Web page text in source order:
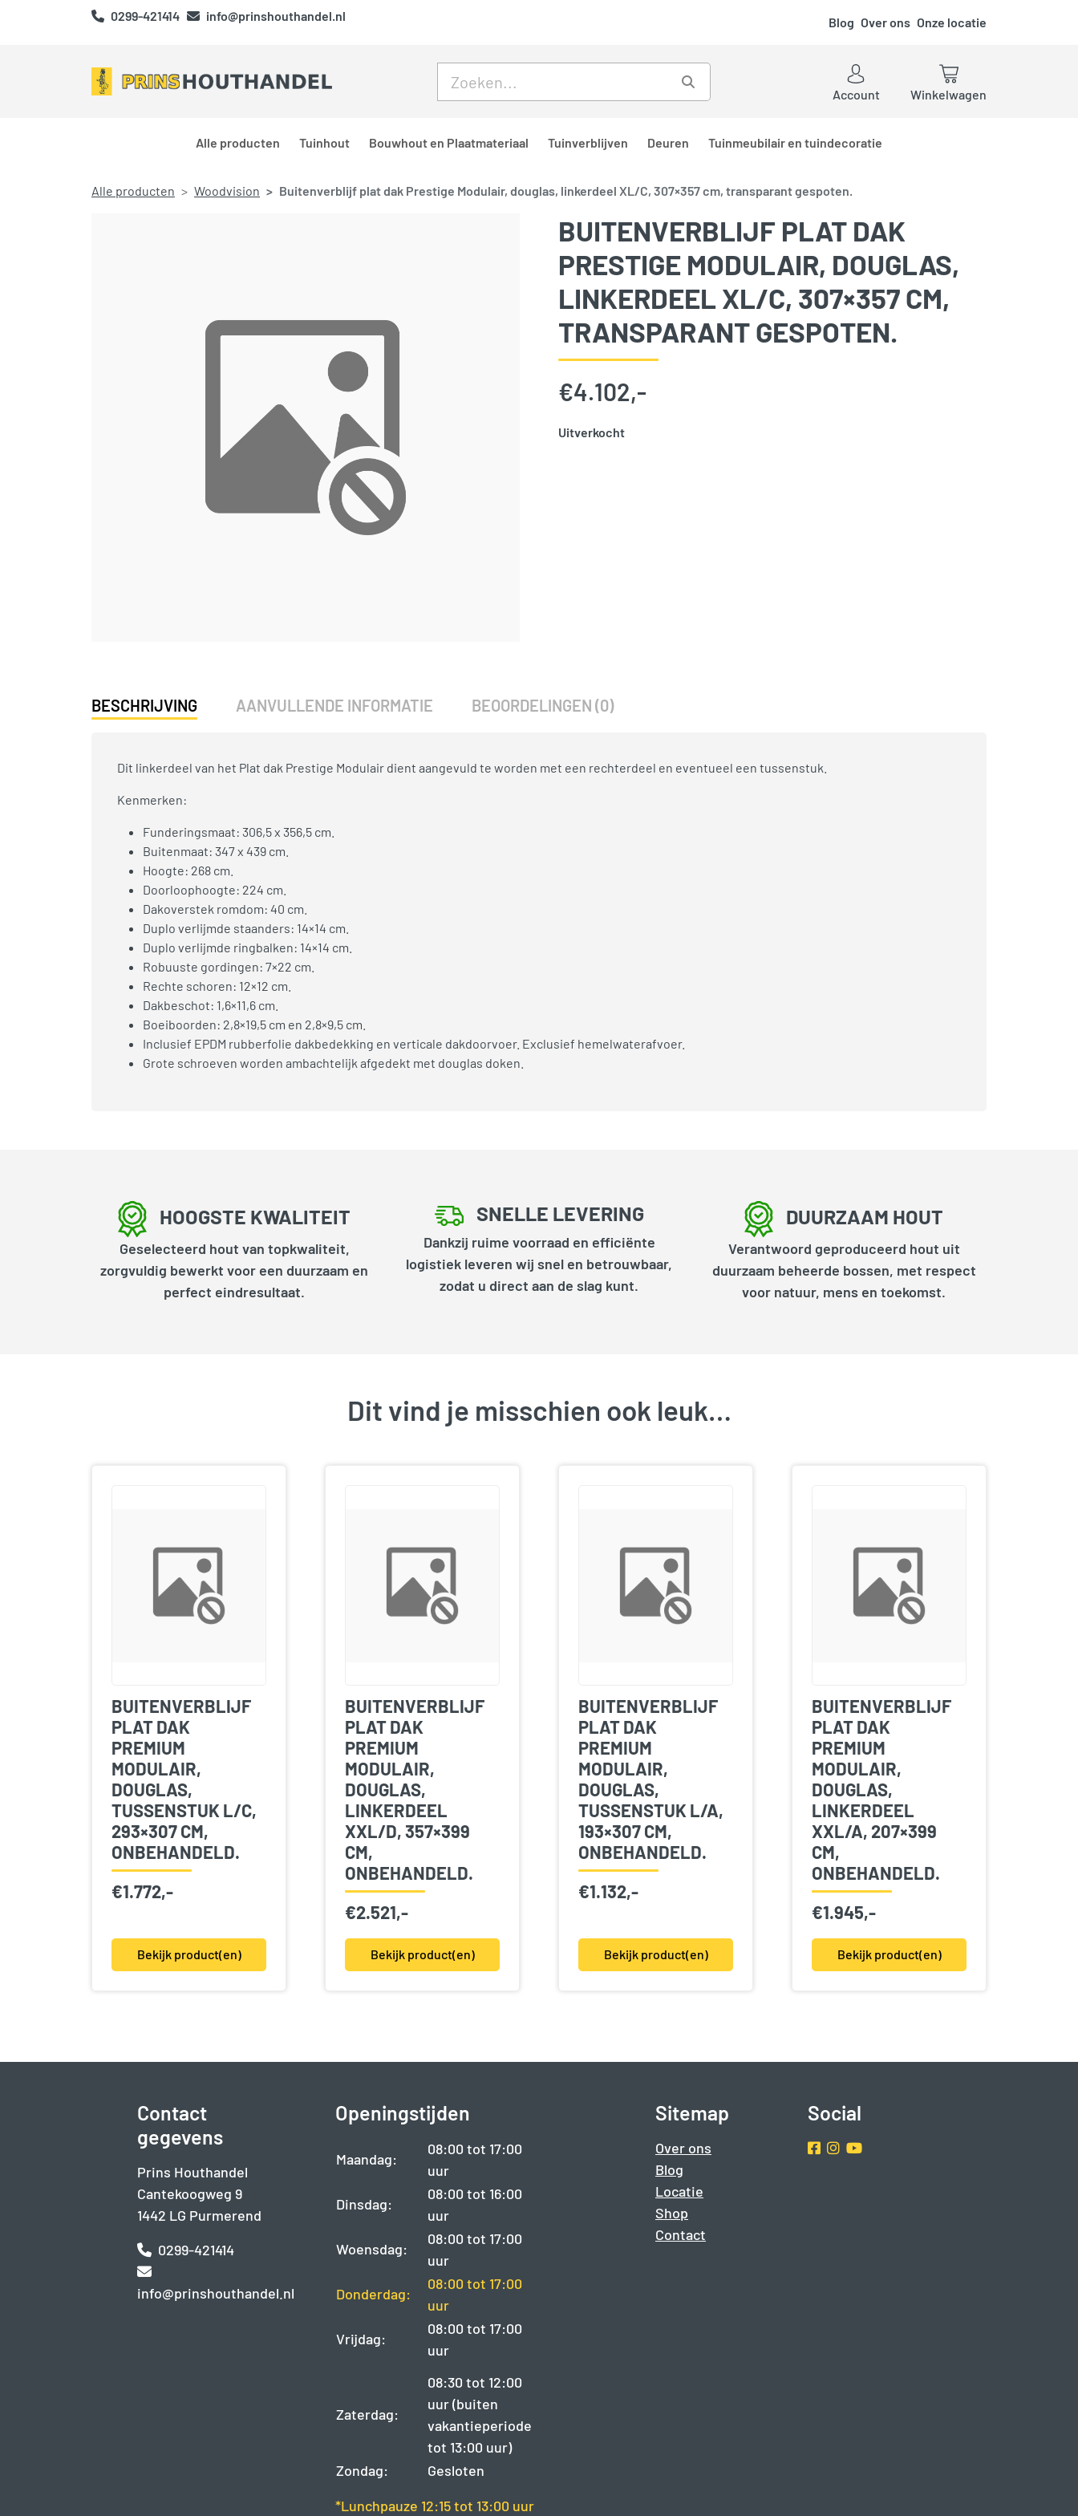
0299-421414 info@prinshouthandel.nl Blog Over ons Onze locatie
Account
Winkelwagen
Alle producten Tuinhout Bouwhout en Plaatmateriaal Tuinverblijven Deuren Tuinmeubilair en tuindecoratie
Alle producten Woodvision Buitenverblijf plat dak Prestige Modulair, douglas, linkerdeel XL/C, 307×357 cm, transparant gespoten.
BUITENVERBLIJF PLAT DAK
PRESTIGE MODULAIR, DOUGLAS,
LINKERDEEL XL/C, 307×357 CM,
TRANSPARANT GESPOTEN.
€4.102,-
Uitverkocht
BESCHRIJVING AANVULLENDE INFORMATIE BEOORDELINGEN (0)
Dit linkerdeel van het Plat dak Prestige Modulair dient aangevuld te worden met een rechterdeel en eventueel een tussenstuk.
Kenmerken:
Funderingsmaat: 306,5 x 356,5 cm.
Buitenmaat: 347 x 439 cm.
Hoogte: 268 cm.
Doorloophoogte: 224 cm.
Dakoverstek romdom: 40 cm.
Duplo verlijmde staanders: 14×14 cm.
Duplo verlijmde ringbalken: 14×14 cm.
Robuuste gordingen: 7×22 cm.
Rechte schoren: 12×12 cm.
Dakbeschot: 1,6×11,6 cm.
Boeiboorden: 2,8×19,5 cm en 2,8×9,5 cm.
Inclusief EPDM rubberfolie dakbedekking en verticale dakdoorvoer. Exclusief hemelwaterafvoer.
Grote schroeven worden ambachtelijk afgedekt met douglas doken.
HOOGSTE KWALITEIT
Geselecteerd hout van topkwaliteit,
zorgvuldig bewerkt voor een duurzaam en
perfect eindresultaat.
SNELLE LEVERING
Dankzij ruime voorraad en efficiënte
logistiek leveren wij snel en betrouwbaar,
zodat u direct aan de slag kunt.
DUURZAAM HOUT
Verantwoord geproduceerd hout uit
duurzaam beheerde bossen, met respect
voor natuur, mens en toekomst.
Dit vind je misschien ook leuk…
BUITENVERBLIJF
PLAT DAK
PREMIUM
MODULAIR,
DOUGLAS,
TUSSENSTUK L/C,
293×307 CM,
ONBEHANDELD.
€1.772,-
Bekijk product(en)
BUITENVERBLIJF
PLAT DAK
PREMIUM
MODULAIR,
DOUGLAS,
LINKERDEEL
XXL/D, 357×399
CM,
ONBEHANDELD.
€2.521,-
Bekijk product(en)
BUITENVERBLIJF
PLAT DAK
PREMIUM
MODULAIR,
DOUGLAS,
TUSSENSTUK L/A,
193×307 CM,
ONBEHANDELD.
€1.132,-
Bekijk product(en)
BUITENVERBLIJF
PLAT DAK
PREMIUM
MODULAIR,
DOUGLAS,
LINKERDEEL
XXL/A, 207×399
CM,
ONBEHANDELD.
€1.945,-
Bekijk product(en)
Contact
gegevens
Prins Houthandel
Cantekoogweg 9
1442 LG Purmerend
0299-421414
info@prinshouthandel.nl
Openingstijden
Maandag:
08:00 tot 17:00
uur
Dinsdag:
08:00 tot 16:00
uur
Woensdag:
08:00 tot 17:00
uur
Donderdag:
08:00 tot 17:00
uur
Vrijdag:
08:00 tot 17:00
uur
Zaterdag:
08:30 tot 12:00
uur (buiten
vakantieperiode
tot 13:00 uur)
Zondag:
Gesloten
*Lunchpauze 12:15 tot 13:00 uur
Sitemap
Over ons
Blog
Locatie
Shop
Contact
Social
Facebook
Instragram
Youtube